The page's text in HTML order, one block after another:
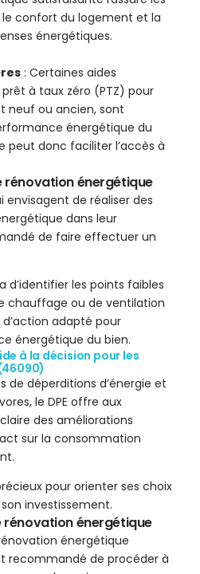
confort du logement et la
énergétiques.
: Certaines aides
à taux zéro (PTZ) pour
neuf ou ancien, sont
énergétique du
peut donc faciliter l’accès à
rénovation énergétique
envisagent de réaliser des
dans leur
de faire effectuer un
les points faibles
chauffage ou de ventilation
adapté pour
énergétique du bien.
à la décision pour les
de déperditions d’énergie et
le DPE offre aux
des améliorations
sur la consommation
pour orienter ses choix
investissement.
rénovation énergétique
énergétique
recommandé de procéder à